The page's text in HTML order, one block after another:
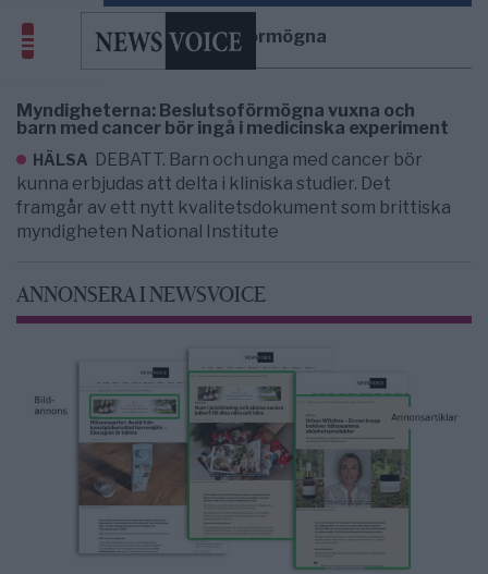
beslutsoförmögna
Myndigheterna: Beslutsoförmögna vuxna och
barn med cancer bör ingå i medicinska experiment
HÄLSA DEBATT. Barn och unga med cancer bör
kunna erbjudas att delta i kliniska studier. Det
framgår av ett nytt kvalitetsdokument som brittiska
myndigheten National Institute
ANNONSERA I NEWSVOICE